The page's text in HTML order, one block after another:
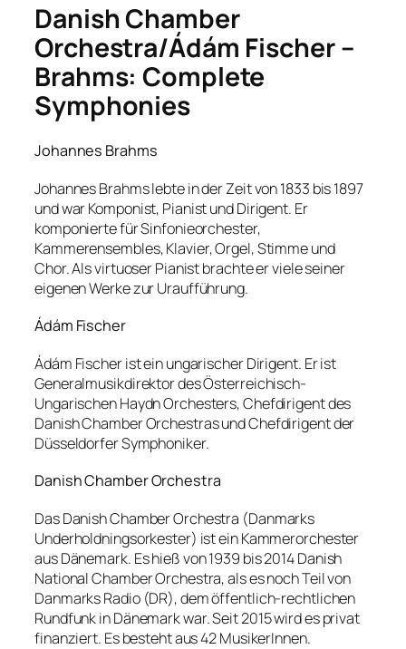
Danish Chamber
Orchestra/Ádám Fischer –
Brahms: Complete
Symphonies
Johannes Brahms
Johannes Brahms lebte in der Zeit von 1833 bis 1897
und war Komponist, Pianist und Dirigent. Er
komponierte für Sinfonieorchester,
Kammerensembles, Klavier, Orgel, Stimme und
Chor. Als virtuoser Pianist brachte er viele seiner
eigenen Werke zur Uraufführung.
Ádám Fischer
Ádám Fischer ist ein ungarischer Dirigent. Er ist
Generalmusikdirektor des Österreichisch-
Ungarischen Haydn Orchesters, Chefdirigent des
Danish Chamber Orchestras und Chefdirigent der
Düsseldorfer Symphoniker.
Danish Chamber Orchestra
Das Danish Chamber Orchestra (Danmarks
Underholdningsorkester) ist ein Kammerorchester
aus Dänemark. Es hieß von 1939 bis 2014 Danish
National Chamber Orchestra, als es noch Teil von
Danmarks Radio (DR), dem öffentlich-rechtlichen
Rundfunk in Dänemark war. Seit 2015 wird es privat
finanziert. Es besteht aus 42 MusikerInnen.